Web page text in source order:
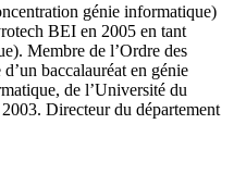
génie informatique)
BEI en 2005 en tant
Membre de l’Ordre des
baccalauréat en génie
de l’Université du
Directeur du département